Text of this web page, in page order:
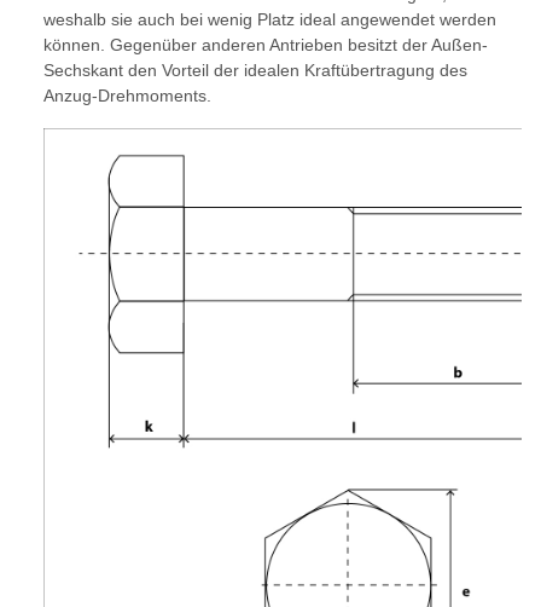
weshalb sie auch bei wenig Platz ideal angewendet werden
können. Gegenüber anderen Antrieben besitzt der Außen-
Sechskant den Vorteil der idealen Kraftübertragung des
Anzug-Drehmoments.